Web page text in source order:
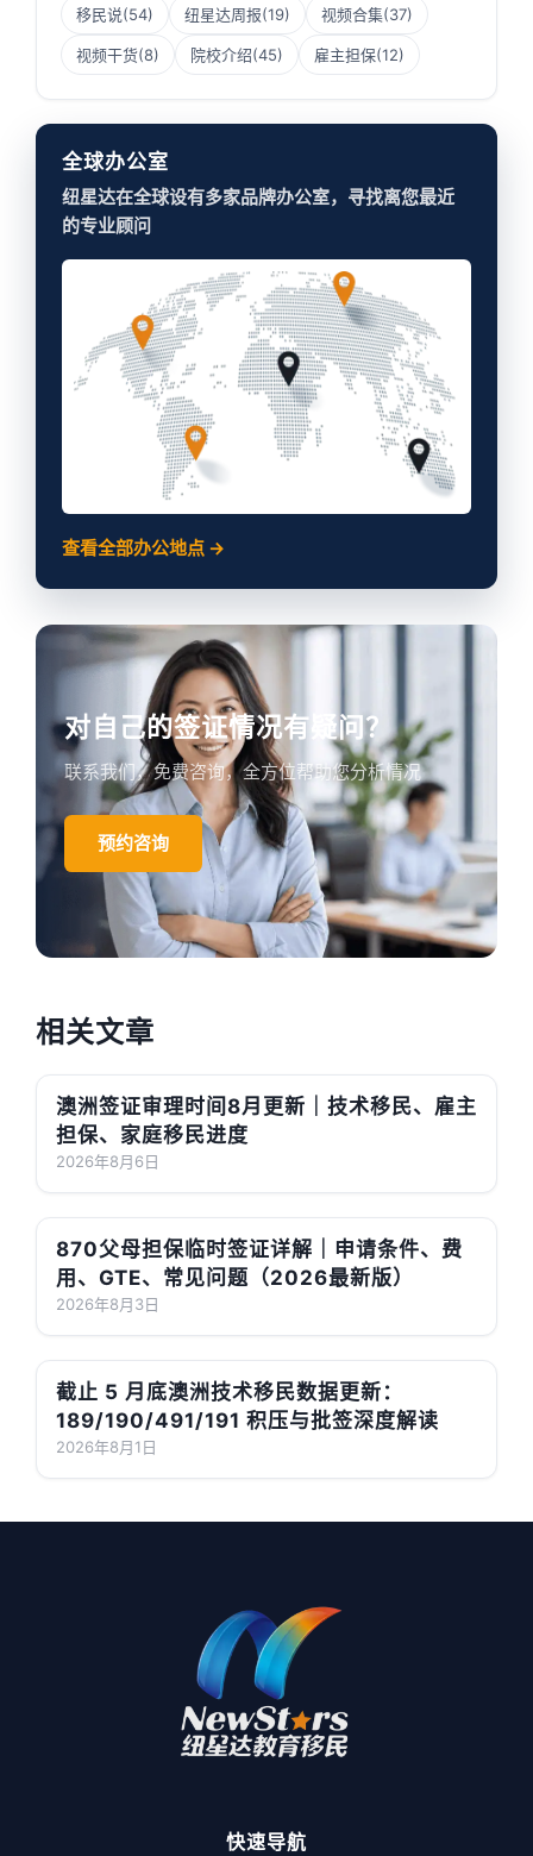
移民说(54) 纽星达周报(19) 视频合集(37)
视频干货(8) 院校介绍(45) 雇主担保(12)
全球办公室
纽星达在全球设有多家品牌办公室，寻找离您最近
的专业顾问
查看全部办公地点 →
对自己的签证情况有疑问？
联系我们，免费咨询，全方位帮助您分析情况
预约咨询
相关文章
澳洲签证审理时间8月更新｜技术移民、雇主
担保、家庭移民进度
2026年8月6日
870父母担保临时签证详解｜申请条件、费
用、GTE、常见问题（2026最新版）
2026年8月3日
截止 5 月底澳洲技术移民数据更新：
189/190/491/191 积压与批签深度解读
2026年8月1日
快速导航